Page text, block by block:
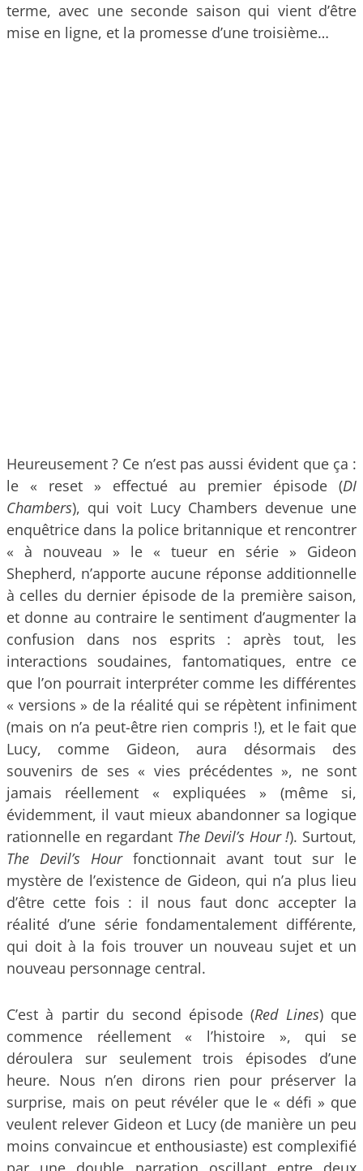
terme, avec une seconde saison qui vient d’être
mise en ligne, et la promesse d’une troisième…
Heureusement ? Ce n’est pas aussi évident que ça :
le « reset » effectué au premier épisode (DI
Chambers), qui voit Lucy Chambers devenue une
enquêtrice dans la police britannique et rencontrer
« à nouveau » le « tueur en série » Gideon
Shepherd, n’apporte aucune réponse additionnelle
à celles du dernier épisode de la première saison,
et donne au contraire le sentiment d’augmenter la
confusion dans nos esprits : après tout, les
interactions soudaines, fantomatiques, entre ce
que l’on pourrait interpréter comme les différentes
« versions » de la réalité qui se répètent infiniment
(mais on n’a peut-être rien compris !), et le fait que
Lucy, comme Gideon, aura désormais des
souvenirs de ses « vies précédentes », ne sont
jamais réellement « expliquées » (même si,
évidemment, il vaut mieux abandonner sa logique
rationnelle en regardant The Devil’s Hour !). Surtout,
The Devil’s Hourfonctionnait avant tout sur le
mystère de l’existence de Gideon, qui n’a plus lieu
d’être cette fois : il nous faut donc accepter la
réalité d’une série fondamentalement différente,
qui doit à la fois trouver un nouveau sujet et un
nouveau personnage central.
C’est à partir du second épisode (Red Lines) que
commence réellement « l’histoire », qui se
déroulera sur seulement trois épisodes d’une
heure. Nous n’en dirons rien pour préserver la
surprise, mais on peut révéler que le « défi » que
veulent relever Gideon et Lucy (de manière un peu
moins convaincue et enthousiaste) est complexifié